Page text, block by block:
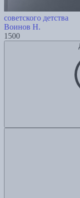
советского детства
Воинов Н.
1500